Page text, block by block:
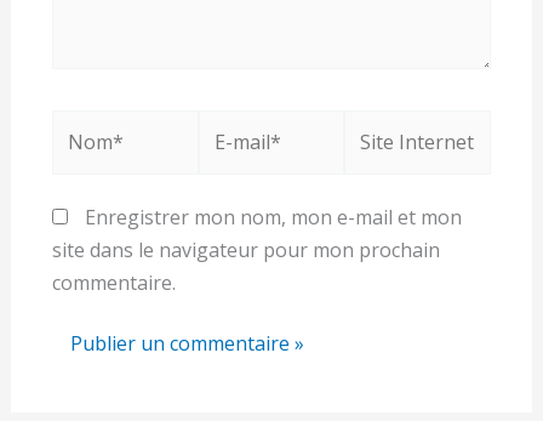
mail*
Internet
Enregistrer mon nom, mon e-mail et mon
site dans le navigateur pour mon prochain
commentaire.